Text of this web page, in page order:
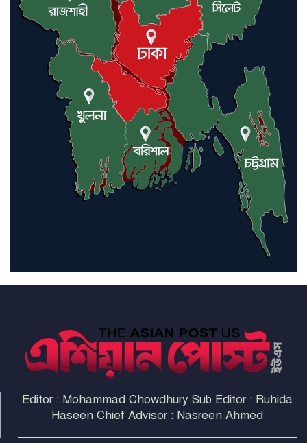
এবার চীনের দ্বারস্থ হলেন ডোনাল্ড
ট্রাম্প
ইরানে কঠোর হামলা অব্যাহত রাখতে
ট্রাম্পকে আহ্বান সৌদি আরবের
ইরাকসহ মধ্যপ্রাচ্যে ২৪ হামলা চালাল
ইরানপন্থি গোষ্ঠী
হরমুজ প্রণালী সুরক্ষায় মিত্ররা সাহায্য
না করলে ন্যাটোর ভবিষ্যৎ খারাপ
Editor : Mohammad Chowdhury Sub Editor : Ruhida
Haseen Chief Advisor : Nasreen Ahmed